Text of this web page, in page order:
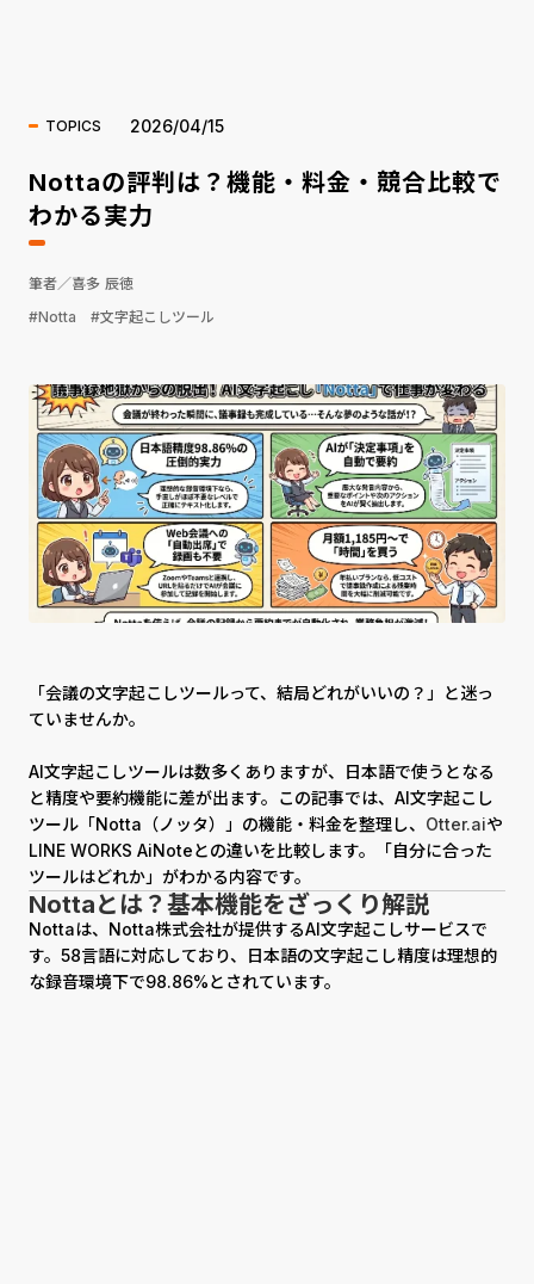
TOPICS 2026/04/15
Nottaの評判は？機能・料金・競合比較で
わかる実力
筆者／喜多 辰徳
#Notta
#文字起こしツール
「会議の文字起こしツールって、結局どれがいいの？」と迷っ
ていませんか。
AI文字起こしツールは数多くありますが、日本語で使うとなる
と精度や要約機能に差が出ます。この記事では、AI文字起こし
ツール「Notta（ノッタ）」の機能・料金を整理し、 Otter.aiや
LINE WORKS AiNoteとの違いを比較します。「自分に合った
ツールはどれか」がわかる内容です。
Nottaとは？基本機能をざっくり解説
Nottaは、Notta株式会社が提供するAI文字起こしサービスで
す。58言語に対応しており、日本語の文字起こし精度は理想的
な録音環境下で98.86%とされています。